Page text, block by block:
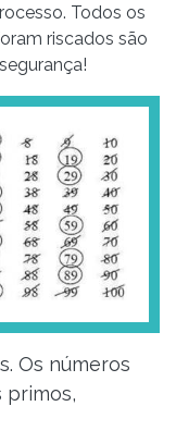
Todos os
riscados são
Os números
primos,